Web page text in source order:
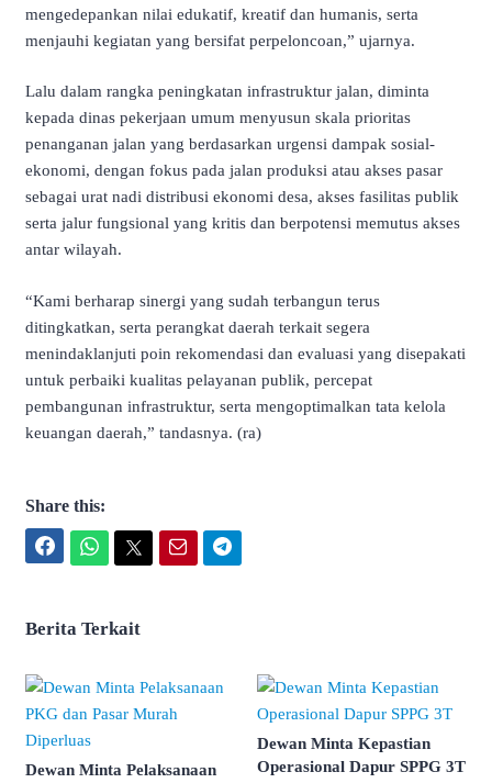
mengedepankan nilai edukatif, kreatif dan humanis, serta
menjauhi kegiatan yang bersifat perpeloncoan,” ujarnya.
Lalu dalam rangka peningkatan infrastruktur jalan, diminta
kepada dinas pekerjaan umum menyusun skala prioritas
penanganan jalan yang berdasarkan urgensi dampak sosial-
ekonomi, dengan fokus pada jalan produksi atau akses pasar
sebagai urat nadi distribusi ekonomi desa, akses fasilitas publik
serta jalur fungsional yang kritis dan berpotensi memutus akses
antar wilayah.
“Kami berharap sinergi yang sudah terbangun terus
ditingkatkan, serta perangkat daerah terkait segera
menindaklanjuti poin rekomendasi dan evaluasi yang disepakati
untuk perbaiki kualitas pelayanan publik, percepat
pembangunan infrastruktur, serta mengoptimalkan tata kelola
keuangan daerah,” tandasnya. (ra)
Share this:
Berita Terkait
Dewan Minta Pelaksanaan
Dewan Minta Kepastian
Operasional Dapur SPPG 3T